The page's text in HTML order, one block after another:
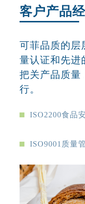
客户产品
可菲品质的层
量认证和先进
把关产品质量
行。
ISO2200食品
ISO9001质量